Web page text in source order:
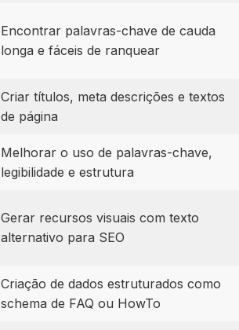
Encontrar palavras-chave de cauda
longa e fáceis de ranquear
Criar títulos, meta descrições e textos
de página
Melhorar o uso de palavras-chave,
legibilidade e estrutura
Gerar recursos visuais com texto
alternativo para SEO
Criação de dados estruturados como
schema de FAQ ou HowTo